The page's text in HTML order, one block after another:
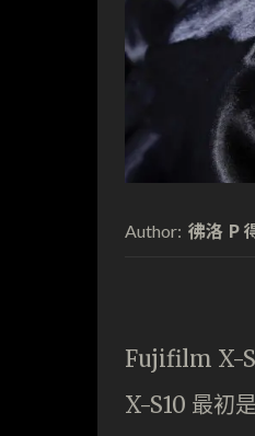
Author: 彿洛 P
Fujifilm X-
X-S10 最初